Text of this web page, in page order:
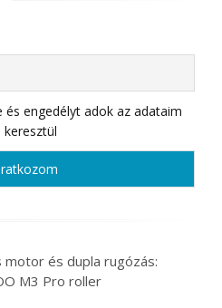
és engedélyt adok az adataim
és dupla rugózás:
M3 Pro roller